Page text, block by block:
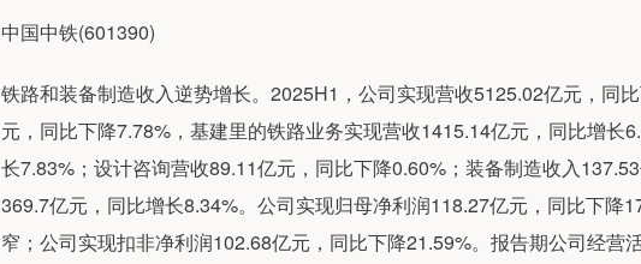
中国中铁(601390)
铁路和装备制造收入逆势增长。2025H1，公司实现营收5125.02亿元，同
元，同比下降7.78%，基建里的铁路业务实现营收1415.14亿元，同比增长
长7.83%；设计咨询营收89.11亿元，同比下降0.60%；装备制造收入
369.7亿元，同比增长8.34%。公司实现归母净利润118.27亿元，同比下降
窄；公司实现扣非净利润102.68亿元，同比下降21.59%。报告期公司经营